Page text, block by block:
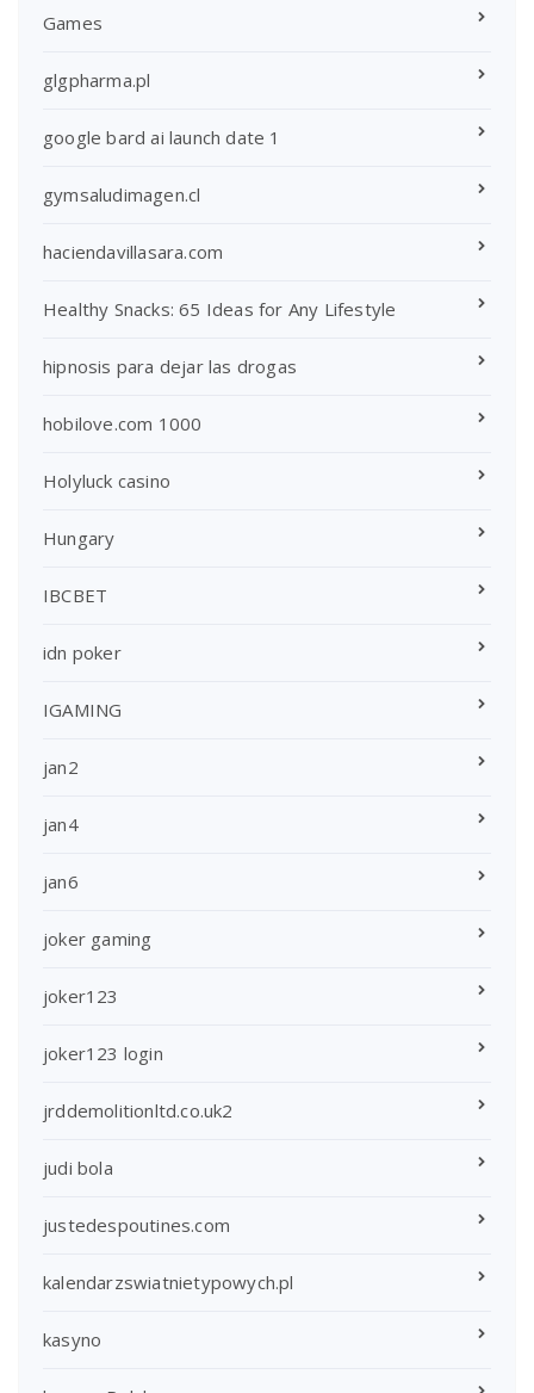
Games
glgpharma.pl
google bard ai launch date 1
gymsaludimagen.cl
haciendavillasara.com
Healthy Snacks: 65 Ideas for Any Lifestyle
hipnosis para dejar las drogas
hobilove.com 1000
Holyluck casino
Hungary
IBCBET
idn poker
IGAMING
jan2
jan4
jan6
joker gaming
joker123
joker123 login
jrddemolitionltd.co.uk2
judi bola
justedespoutines.com
kalendarzswiatnietypowych.pl
kasyno